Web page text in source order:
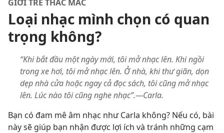
GIỚI TRẺ THẮC MẮC
Loại nhạc mình chọn có quan
trọng không?
“Khi bắt đầu một ngày mới, tôi mở nhạc lên. Khi ngồi
trong xe hơi, tôi mở nhạc lên. Ở nhà, khi thư giãn, dọn
dẹp nhà cửa hoặc ngay cả đọc sách, tôi cũng mở nhạc
lên. Lúc nào tôi cũng nghe nhạc”.​—Carla.
Bạn có đam mê âm nhạc như Carla không? Nếu có, bài
này sẽ giúp bạn nhận được lợi ích và tránh những cạm